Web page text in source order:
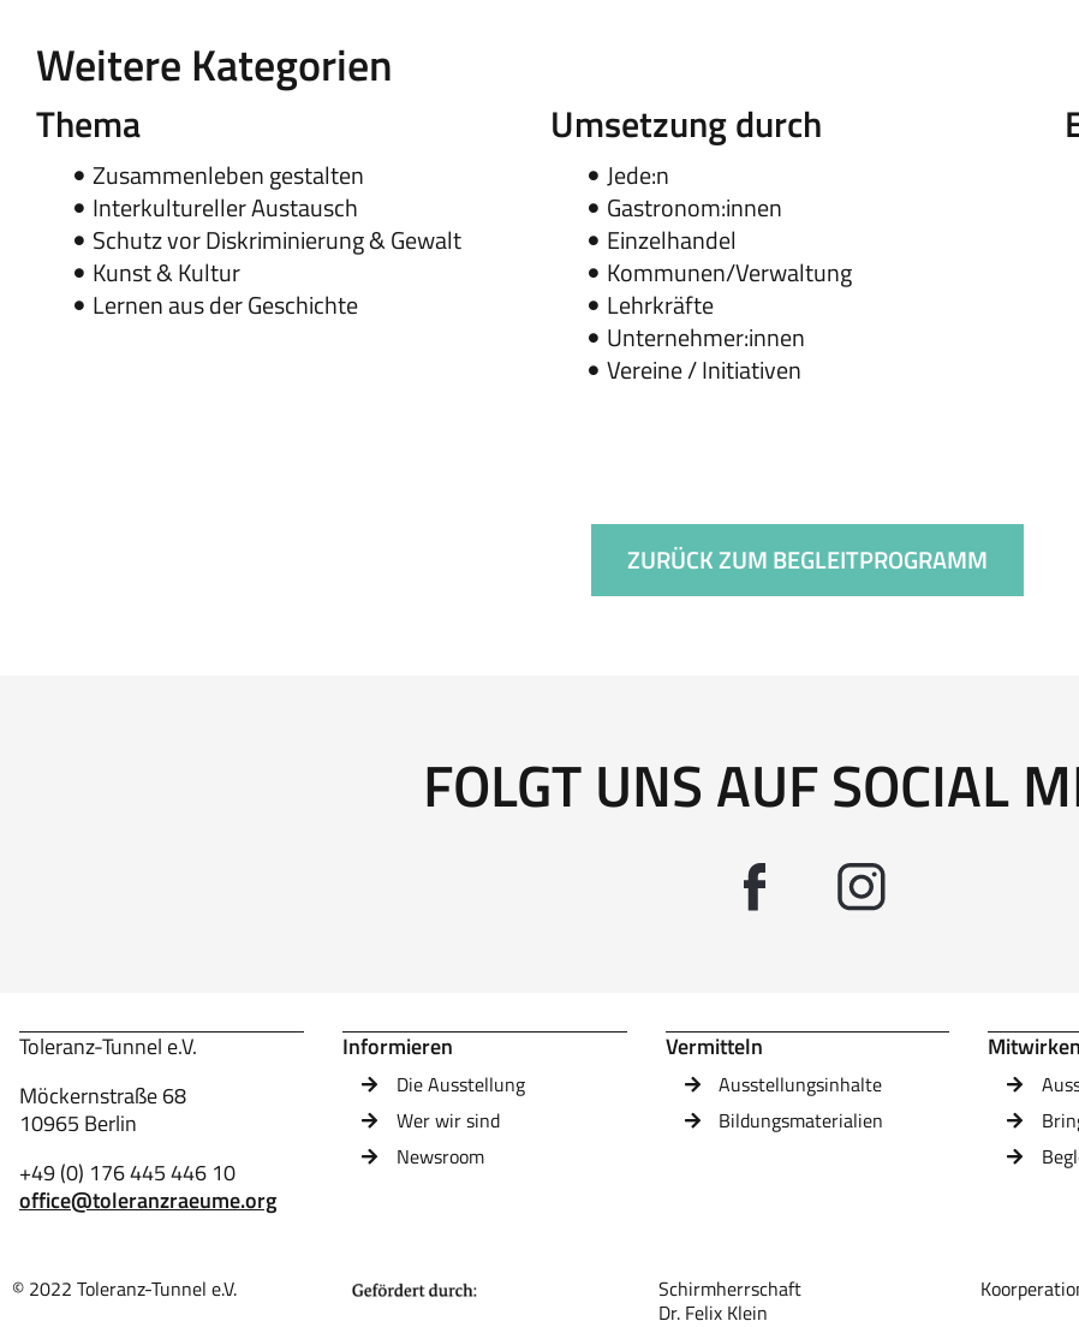
Weitere Kategorien
Thema
Zusammenleben gestalten
Interkultureller Austausch
Schutz vor Diskriminierung & Gewalt
Kunst & Kultur
Lernen aus der Geschichte
Umsetzung durch
Jede:n
Gastronom:innen
Einzelhandel
Kommunen/Verwaltung
Lehrkräfte
Unternehmer:innen
Vereine / Initiativen
ZURÜCK ZUM BEGLEITPROGRAMM
FOLGT UNS AUF SOCIAL
Toleranz-Tunnel e.V.
Möckernstraße 68
10965 Berlin
+49 (0) 176 445 446 10
office@toleranzraeume.org
Informieren
Die Ausstellung
Wer wir sind
Newsroom
Vermitteln
Ausstellungsinhalte
Bildungsmaterialien
Mitwirken
© 2022 Toleranz-Tunnel e.V.
Schirmherrschaft
Dr. Felix Klein